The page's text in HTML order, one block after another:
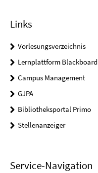
Links
Vorlesungsverzeichnis
Lernplattform Blackboard
Campus Management
GJPA
Bibliotheksportal Primo
Stellenanzeiger
Service-Navigation